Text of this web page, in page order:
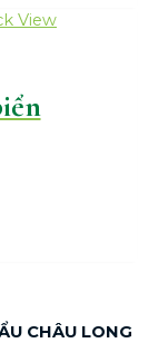
View
CHÂU LONG